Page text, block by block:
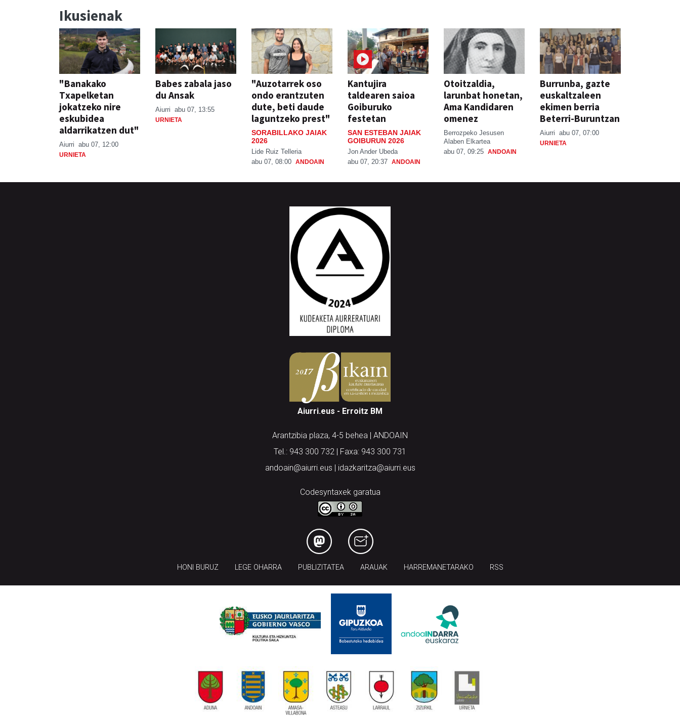
Ikusienak
"Banakako
Txapelketan
jokatzeko nire
eskubidea
aldarrikatzen dut"
Aiurri abu 07, 12:00
URNIETA
Babes zabala jaso
du Ansak
Aiurri abu 07, 13:55
URNIETA
"Auzotarrek oso
ondo erantzuten
dute, beti daude
laguntzeko prest"
SORABILLAKO JAIAK
2026
Lide Ruiz Telleria
abu 07, 08:00 ANDOAIN
Kantujira
taldearen saioa
Goiburuko
festetan
SAN ESTEBAN JAIAK
GOIBURUN 2026
Jon Ander Ubeda
abu 07, 20:37 ANDOAIN
Otoitzaldia,
larunbat honetan,
Ama Kandidaren
omenez
Berrozpeko Jesusen
Alaben Elkartea
abu 07, 09:25 ANDOAIN
Burrunba, gazte
euskaltzaleen
ekimen berria
Beterri-Buruntzan
Aiurri abu 07, 07:00
URNIETA
Aiurri.eus - Erroitz BM
Arantzibia plaza, 4-5 behea | ANDOAIN
Tel.: 943 300 732 | Faxa: 943 300 731
andoain@aiurri.eus | idazkaritza@aiurri.eus
Codesyntaxek garatua
HONI BURUZ LEGE OHARRA PUBLIZITATEA ARAUAK HARREMANETARAKO RSS